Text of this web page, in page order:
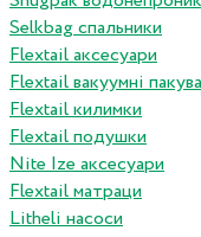
Selkbag спальники
Flextail аксесуари
Flextail вакуумні
Flextail килимки
Flextail подушки
Nite Ize аксесуари
Flextail матраци
Litheli насоси